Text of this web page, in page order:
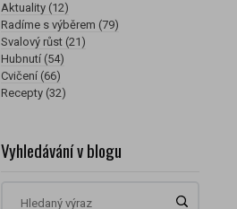
Aktuality (12)
Radíme s výběrem (79)
Svalový růst (21)
Hubnutí (54)
Cvičení (66)
Recepty (32)
Vyhledávání v blogu